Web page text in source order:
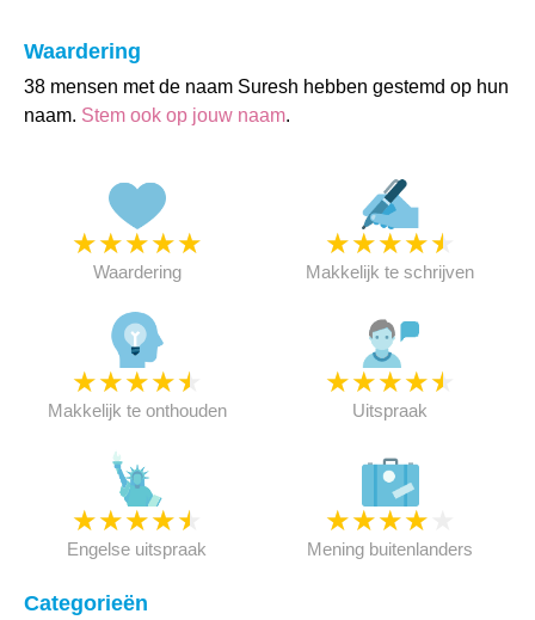
Waardering
38 mensen met de naam Suresh hebben gestemd op hun
naam. Stem ook op jouw naam.
★★★★★
Waardering
★★★★★
Makkelijk te schrijven
★★★★★
Makkelijk te onthouden
★★★★★
Uitspraak
★★★★★
Engelse uitspraak
★★★★
Mening buitenlanders
Categorieën